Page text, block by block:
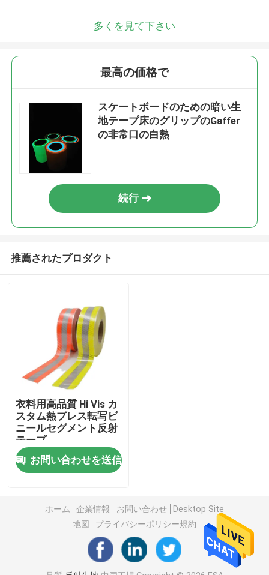
企業情報
多くを見て下さい
最高の価格で
スケートボードのための暗い生
地テープ床のグリップのGaffer
の非常口の白熱
続行
推薦されたプロダクト
衣料用高品質 Hi Vis カ
スタム熱プレス転写ビ
ニールセグメント反射
テープ
お問い合わせを送信
ホーム 企業情報 お問い合わせ
Desktop Site
地図
プライバシーポリシー規約